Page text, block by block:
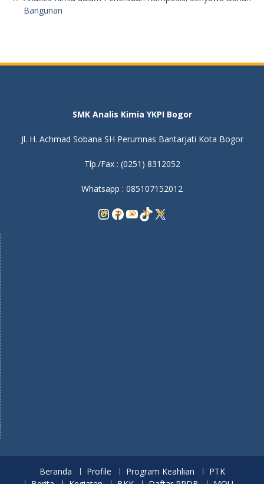
Bangunan
SMK Analis Kimia YKPI Bogor
Jl. H. Achmad Sobana SH Perumnas Bantarjati Kota Bogor
Tlp./Fax : (0251) 8312052
Whatsapp : 085107152012
Instagram
Facebook
YouTube
TikTok
X
Beranda Profile Program Keahlian
PTK